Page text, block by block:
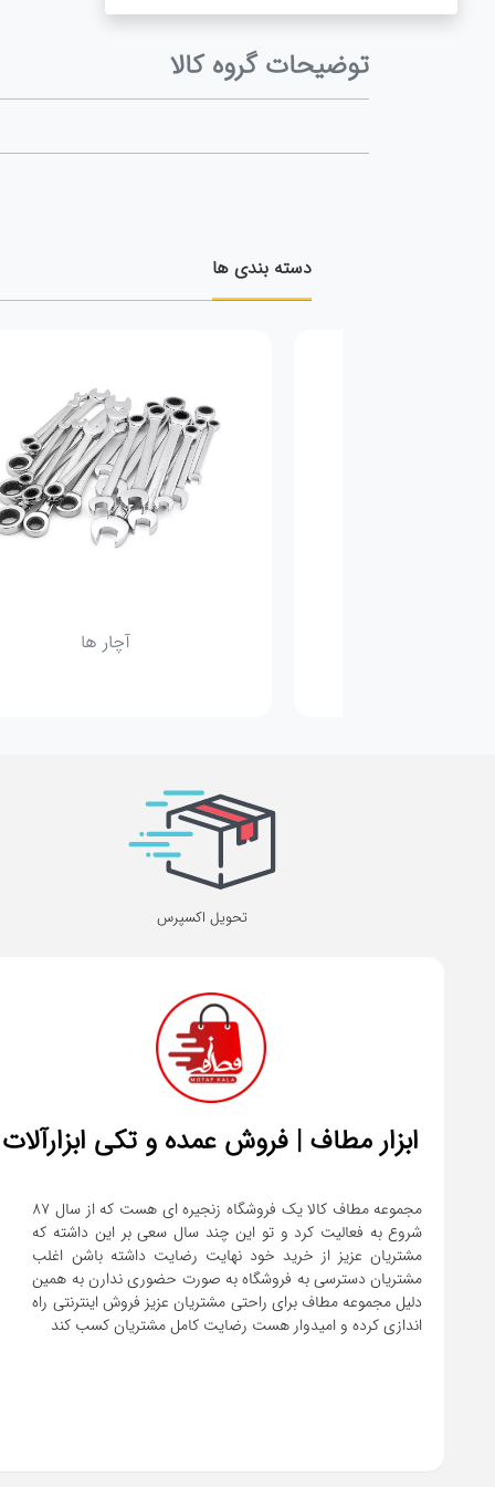
توضیحات گروه کالا
دسته بندی ها
آچار ها
تحویل اکسپرس
ابزار مطاف | فروش عمده و تکی ابزارآلات
مجموعه مطاف کالا یک فروشگاه زنجیره ای هست که از سال ۸۷
شروع به فعالیت کرد و تو این چند سال سعی بر این داشته که
مشتریان عزیز از خرید خود نهایت رضایت داشته باشن اغلب
مشتریان دسترسی به فروشگاه به صورت حضوری ندارن به همین
دلیل مجموعه مطاف برای راحتی مشتریان عزیز فروش اینترنتی راه
اندازی کرده و امیدوار هست رضایت کامل مشتریان کسب کند